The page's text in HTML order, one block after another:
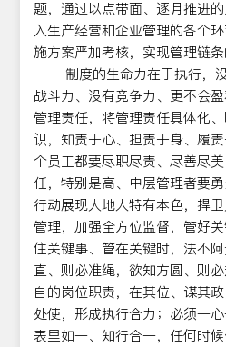
题，通过以点带面、逐月推进
入生产经营和企业管理的各个
施方案严加考核，实现管理链条
制度的生命力在于执行，没
战斗力、没有竞争力、更不会
管理责任，将管理责任具体化
识，知责于心、担责于身、履
个员工都要尽职尽责、尽善尽
任，特别是高、中层管理者要
行动展现大地人特有本色，捍
管理，加强全方位监督，管好
住关键事、管在关键时，法不
直、则必准绳，欲知方圆、则
自的岗位职责，在其位、谋其
处使，形成执行合力；必须一
表里如一、知行合一，任何时